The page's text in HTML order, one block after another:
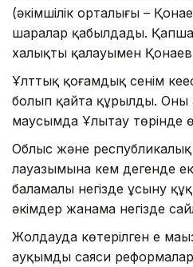
(әкімшілік орталығы –
шаралар қабылдады.
халықтың қалауымен Қонаев
Ұлттық қоғамдық сенім
болып қайта құрылды.
маусымда Ұлытау төрінде
Облыс және республикалық
лауазымына кем дегенде
баламалы негізде ұсыну
әкімдер жанама негізде
Жолдауда көтерілген ең
ауқымды саяси